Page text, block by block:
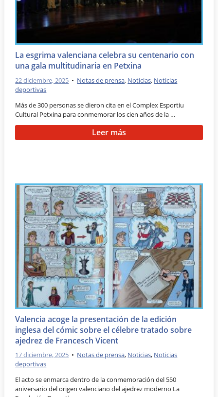
La esgrima valenciana celebra su centenario con
una gala multitudinaria en Petxina
22 diciembre, 2025 • Notas de prensa, Noticias, Noticias
deportivas
Más de 300 personas se dieron cita en el Complex Esportiu
Cultural Petxina para conmemorar los cien años de la …
Leer más
Valencia acoge la presentación de la edición
inglesa del cómic sobre el célebre tratado sobre
ajedrez de Francesch Vicent
17 diciembre, 2025 • Notas de prensa, Noticias, Noticias
deportivas
El acto se enmarca dentro de la conmemoración del 550
aniversario del origen valenciano del ajedrez moderno La